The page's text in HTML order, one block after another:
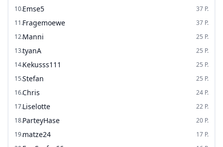
10.Emse5 37 P.
11.Fragemoewe 37 P.
12.Manni 25 P.
13.tyanA 25 P.
14.Kekusss111 25 P.
15.Stefan 25 P.
16.Chris 24 P.
17.Liselotte 22 P.
18.ParteyHase 20 P.
19.matze24 17 P.